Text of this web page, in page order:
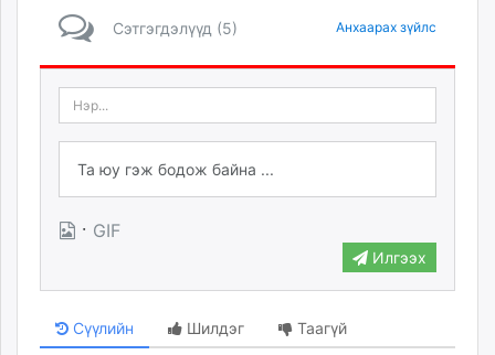
Сэтгэгдэлүүд (5) Анхаарах зүйлс
· GIF
Илгээх
Сүүлийн Шилдэг Таагүй